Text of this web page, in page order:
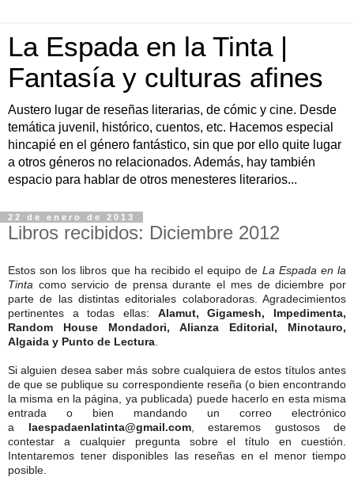
La Espada en la Tinta |
Fantasía y culturas afines
Austero lugar de reseñas literarias, de cómic y cine. Desde
temática juvenil, histórico, cuentos, etc. Hacemos especial
hincapié en el género fantástico, sin que por ello quite lugar
a otros géneros no relacionados. Además, hay también
espacio para hablar de otros menesteres literarios...
22 de enero de 2013
Libros recibidos: Diciembre 2012
Estos son los libros que ha recibido el equipo de La Espada en la
Tinta como servicio de prensa durante el mes de diciembre por
parte de las distintas editoriales colaboradoras. Agradecimientos
pertinentes a todas ellas: Alamut, Gigamesh, Impedimenta,
Random House Mondadori, Alianza Editorial, Minotauro,
Algaida y Punto de Lectura
Si alguien desea saber más sobre cualquiera de estos títulos antes
de que se publique su correspondiente reseña (o bien encontrando
la misma en la página, ya publicada) puede hacerlo en esta misma
entrada o bien mandando un correo electrónico
a laespadaenlatinta@gmail.com, estaremos gustosos de
contestar a cualquier pregunta sobre el título en cuestión.
Intentaremos tener disponibles las reseñas en el menor tiempo
posible.